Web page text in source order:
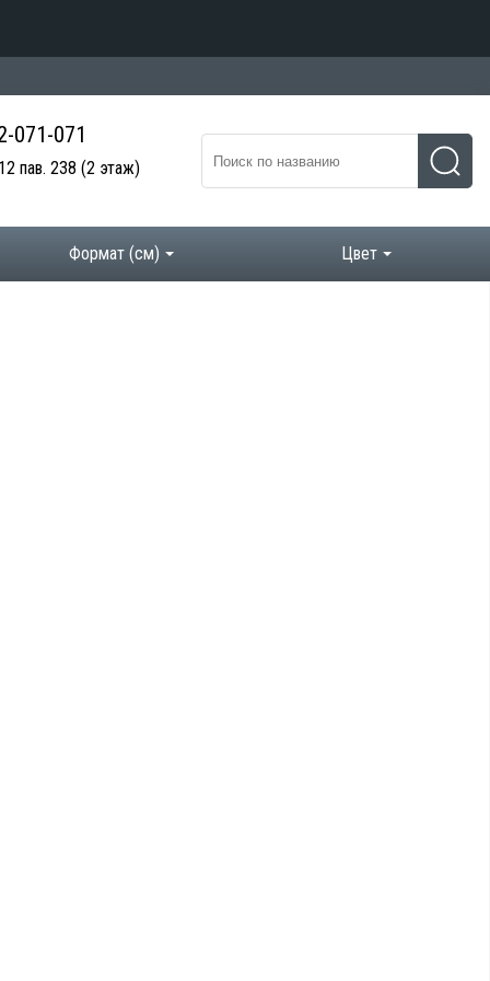
071-071
пав. 238 (2 этаж)
Формат (см) Цвет